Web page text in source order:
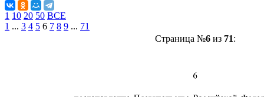
1 10 20 50 ВСЕ
1 ... 3 4 5 6 7 8 9 ... 71
Страница №6из 71: